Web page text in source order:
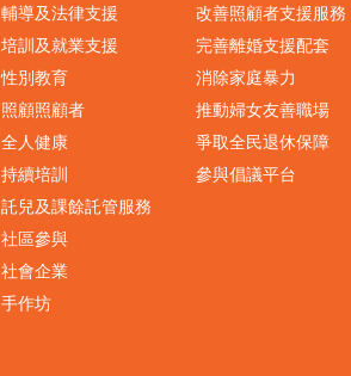
輔導及法律支援
培訓及就業支援
性別教育
照顧照顧者
全人健康
持續培訓
託兒及課餘託管服務
社區參與
社會企業
手作坊
改善照顧者支援服務
完善離婚支援配套
消除家庭暴力
推動婦女友善職場
爭取全民退休保障
參與倡議平台